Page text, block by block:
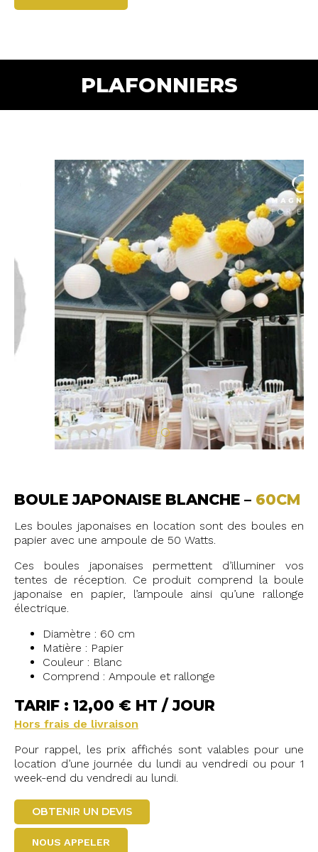
PLAFONNIERS
BOULE JAPONAISE BLANCHE – 60CM
Les boules japonaises en location sont des boules en
papier avec une ampoule de 50 Watts.
Ces boules japonaises permettent d’illuminer vos
tentes de réception. Ce produit comprend la boule
japonaise en papier, l’ampoule ainsi qu’une rallonge
électrique.
Diamètre : 60 cm
Matière : Papier
Couleur : Blanc
Comprend : Ampoule et rallonge
TARIF : 12,00 € HT / JOUR
Hors frais de livraison
Pour rappel, les prix affichés sont valables pour une
location d’une journée du lundi au vendredi ou pour 1
week-end du vendredi au lundi.
OBTENIR UN DEVIS
NOUS APPELER